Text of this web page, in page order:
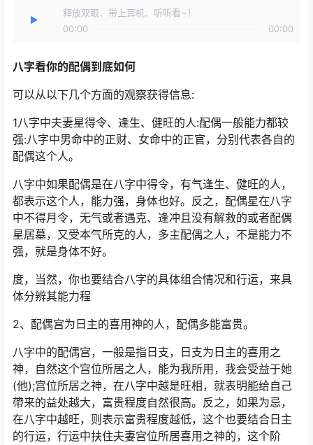
释放双眼，带上耳机，听听看~！
00:00
00:00
八字看你的配偶到底如何
可以从以下几个方面的观察获得信息:
1八字中夫妻星得令、逢生、健旺的人:配偶一般能力都较
强:八字中男命中的正财、女命中的正官，分别代表各自的
配偶这个人。
八字中如果配偶是在八字中得令，有气逢生、健旺的人，
都表示这个人，能力强，身体也好。反之，配偶星在八字
中不得月令，无气或者遇克、逢冲且没有解救的或者配偶
星居墓，又受本气所克的人，多主配偶之人，不是能力不
强，就是身体不好。
度，当然，你也要结合八字的具体组合情况和行运，来具
体分辨其能力程
2、配偶宫为日主的喜用神的人，配偶多能富贵。
八字中的配偶宫，一般是指日支，日支为日主的喜用之
神，自然这个宫位所居之人，能为我所用，我会受益于她
(他);宫位所居之神，在八字中越是旺相，就表明能给自己
帶来的益处越大，富贵程度自然很高。反之，如果为忌，
在八字中越旺，则表示富贵程度越低，这个也要结合日主
的行运，行运中扶住夫妻宫位所居喜用之神的，这个阶